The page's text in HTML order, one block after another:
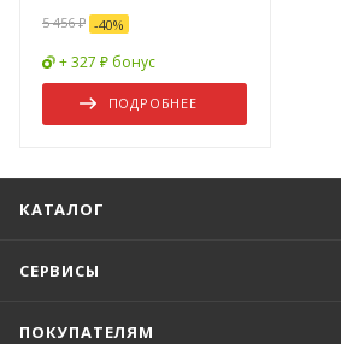
5 456 ₽ -40%
+ 327 ₽ бонус
ПОДРОБНЕЕ
КАТАЛОГ
СЕРВИСЫ
ПОКУПАТЕЛЯМ